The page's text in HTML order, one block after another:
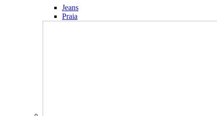
Jeans
Praia